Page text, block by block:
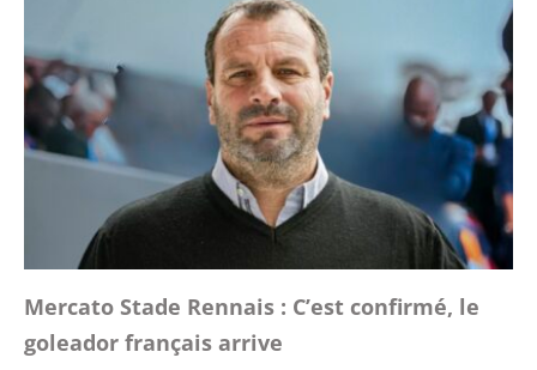
Mercato Stade Rennais : C’est confirmé, le
goleador français arrive